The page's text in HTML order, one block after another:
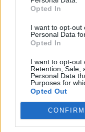
Opted In
I want to opt-out
Personal Data
Opted In
I want to opt-out
Retention, Sale,
Personal Data
Purposes for
Opted Out
CONFIRM
παρουσιαστής
WHAT'S